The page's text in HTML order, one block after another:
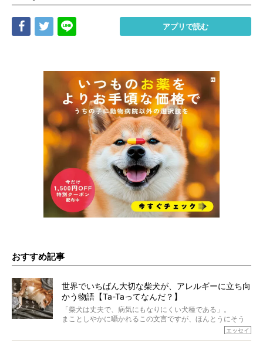
Share Tweet アプリで読む
おすすめ記事
世界でいちばん大切な柴犬が、アレルギーに立ち向
かう物語【Ta-Taってなんだ？】
「柴犬は丈夫で、病気にもなりにくい犬種である」。
まことしやかに囁かれるこの文言ですが、ほんとうにそう
エッセイ